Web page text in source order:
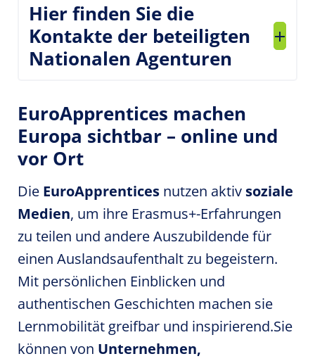
Hier finden Sie die
Kontakte der beteiligten
Nationalen Agenturen
EuroApprentices machen
Europa sichtbar – online und
vor Ort
Die EuroApprentices nutzen aktiv soziale
Medien, um ihre Erasmus+-Erfahrungen
zu teilen und andere Auszubildende für
einen Auslandsaufenthalt zu begeistern.
Mit persönlichen Einblicken und
authentischen Geschichten machen sie
Lernmobilität greifbar und inspirierend.Sie
können von Unternehmen,